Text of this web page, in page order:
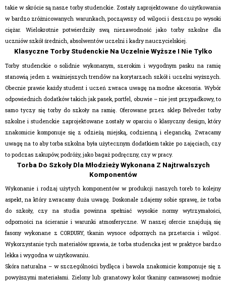
takie w skrócie są nasze torby studenckie. Zostały zaprojektowane do użytkowania
w bardzo zróżnicowanych warunkach, począwszy od wilgoci i deszczu po wysoki
ciężar. Wielokrotnie potwierdziły swą niezawodność jako torby szkolne dla
uczniów szkół średnich, absolwentów uczelni i kadry nauczycielskiej.
Klasyczne Torby Studenckie Na Uczelnie Wyższe I Nie Tylko
Torby studenckie o solidnie wykonanym, szerokim i wygodnym pasku na ramię
stanowią jeden z ważniejszych trendów na korytarzach szkół i uczelni wyższych.
Obecnie prawie każdy student i uczeń zwraca uwagę na modne akcesoria. Wybór
odpowiednich dodatków takich jak pasek, portfel, obuwie – nie jest przypadkowy, to
samo tyczy się torby do szkoły na ramię. Oferowane przez sklep Belveder torby
szkolne i studenckie zaprojektowane zostały w oparciu o klasyczny design, który
znakomicie komponuje się z odzieżą miejską, codzienną i elegancką. Zwracamy
uwagę na to aby torba szkolna była użytecznym dodatkiem także po zajęciach, czy
to podczas zakupów, podróży, jako bagaż podręczny, czy w pracy.
Torba Do Szkoły Dla Młodzieży Wykonana Z Najtrwalszych
Komponentów
Wykonanie i rodzaj użytych komponentów w produkcji naszych toreb to kolejny
aspekt, na który zwracamy duża uwagę. Doskonale zdajemy sobie sprawę, że torba
do szkoły, czy na studia powinna spełniać wysokie normy wytrzymałości,
odporności na ścieranie i warunki atmosferyczne. W naszej ofercie znajdują się
fasony wykonane z CORDURY, tkanin wysoce odpornych na przetarcia i wilgoć.
Wykorzystanie tych materiałów sprawia, że torba studencka jest w praktyce bardzo
lekka i wygodna w użytkowaniu.
Skóra naturalna – w szczególności bydlęca i bawola znakomicie komponuje się z
powyższymi materiałami. Zielony lub granatowy kolor tkaniny canwasowej modnie